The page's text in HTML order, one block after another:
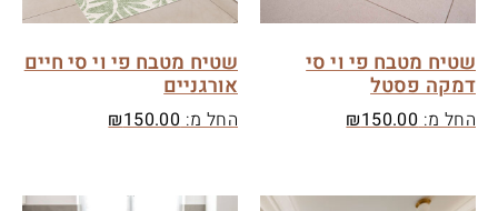
שטיח מטבח פי וי סי
דמקה פסטל
החל מ: ₪150.00
שטיח מטבח פי וי סי חיים
אורגניים
החל מ: ₪150.00